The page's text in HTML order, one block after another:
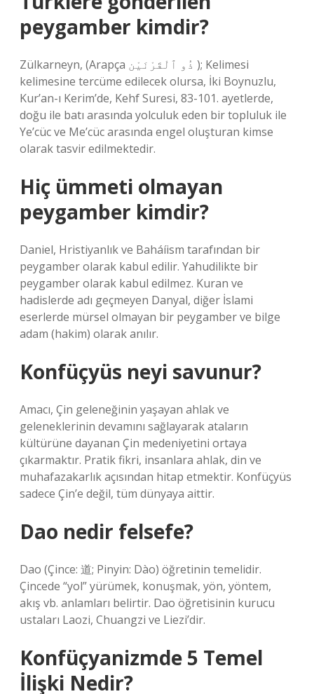
peygamber kimdir?
Zülkarneyn, (Arapça ذُو ٱلْقَرْنَيْن ); Kelimesi
kelimesine tercüme edilecek olursa, İki Boynuzlu,
Kur’an-ı Kerim’de, Kehf Suresi, 83-101. ayetlerde,
doğu ile batı arasında yolculuk eden bir topluluk ile
Ye’cüc ve Me’cüc arasında engel oluşturan kimse
olarak tasvir edilmektedir.
Hiç ümmeti olmayan
peygamber kimdir?
Daniel, Hristiyanlık ve Baháíism tarafından bir
peygamber olarak kabul edilir. Yahudilikte bir
peygamber olarak kabul edilmez. Kuran ve
hadislerde adı geçmeyen Danyal, diğer İslami
eserlerde mürsel olmayan bir peygamber ve bilge
adam (hakim) olarak anılır.
Konfüçyüs neyi savunur?
Amacı, Çin geleneğinin yaşayan ahlak ve
geleneklerinin devamını sağlayarak ataların
kültürüne dayanan Çin medeniyetini ortaya
çıkarmaktır. Pratik fikri, insanlara ahlak, din ve
muhafazakarlık açısından hitap etmektir. Konfüçyüs
sadece Çin’e değil, tüm dünyaya aittir.
Dao nedir felsefe?
Dao (Çince: 道; Pinyin: Dào) öğretinin temelidir.
Çincede “yol” yürümek, konuşmak, yön, yöntem,
akış vb. anlamları belirtir. Dao öğretisinin kurucu
ustaları Laozi, Chuangzi ve Liezi’dir.
Konfüçyanizmde 5 Temel
İlişki Nedir?